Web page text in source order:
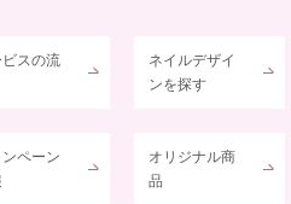
スの流
ネイルデザイ
ンを探す
ペーン
オリジナル商
品